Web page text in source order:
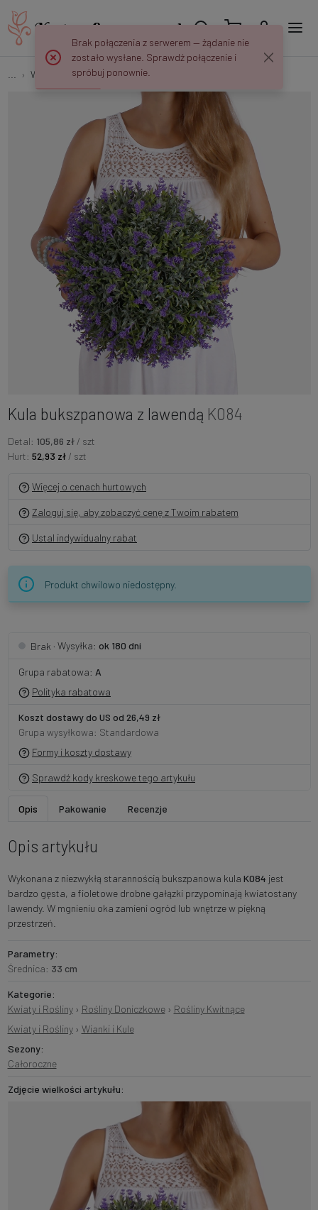
Wianki i Kule Kula bukszpanowa z lawendą K084
Kula bukszpanowa z lawendą K084
Detal: 105,86 zł / szt
Hurt: 52,93 zł / szt
Więcej o cenach hurtowych
Zaloguj się, aby zobaczyć cenę z Twoim rabatem
Ustal indywidualny rabat
Produkt chwilowo niedostępny.
Brak · Wysyłka: ok 180 dni
Grupa rabatowa: A
Polityka rabatowa
Koszt dostawy do US od 26,49 zł
Grupa wysyłkowa: Standardowa
Formy i koszty dostawy
Sprawdź kody kreskowe tego artykułu
Opis Pakowanie Recenzje
Opis artykułu
Wykonana z niezwykłą starannością bukszpanowa kula K084 jest
bardzo gęsta, a fioletowe drobne gałązki przypominają kwiatostany
lawendy. W mgnieniu oka zamieni ogród lub wnętrze w piękną
przestrzeń.
Parametry:
Średnica: 33 cm
Kategorie:
Kwiaty i Rośliny› Rośliny Doniczkowe› Rośliny Kwitnące
Kwiaty i Rośliny› Wianki i Kule
Sezony:
Całoroczne
Zdjęcie wielkości artykułu:
Brak połączenia z serwerem — żądanie nie
zostało wysłane. Sprawdź połączenie i
spróbuj ponownie.